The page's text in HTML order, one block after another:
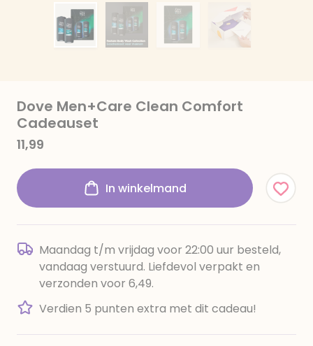
Dove Men+Care Clean Comfort
Cadeauset
11,99
In winkelmand
Maandag t/m vrijdag voor 22:00 uur besteld,
vandaag verstuurd. Liefdevol verpakt en
verzonden voor 6,49.
Verdien 5 punten extra met dit cadeau!